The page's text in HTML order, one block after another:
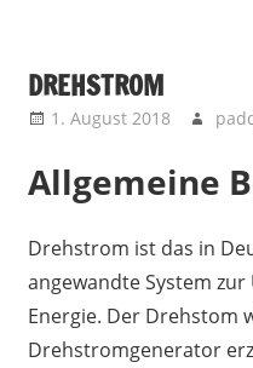
DREHSTROM
1. August 2018
Allgemeine
Drehstrom ist das in
angewandte System
Energie. Der Drehstom
Drehstromgenerator